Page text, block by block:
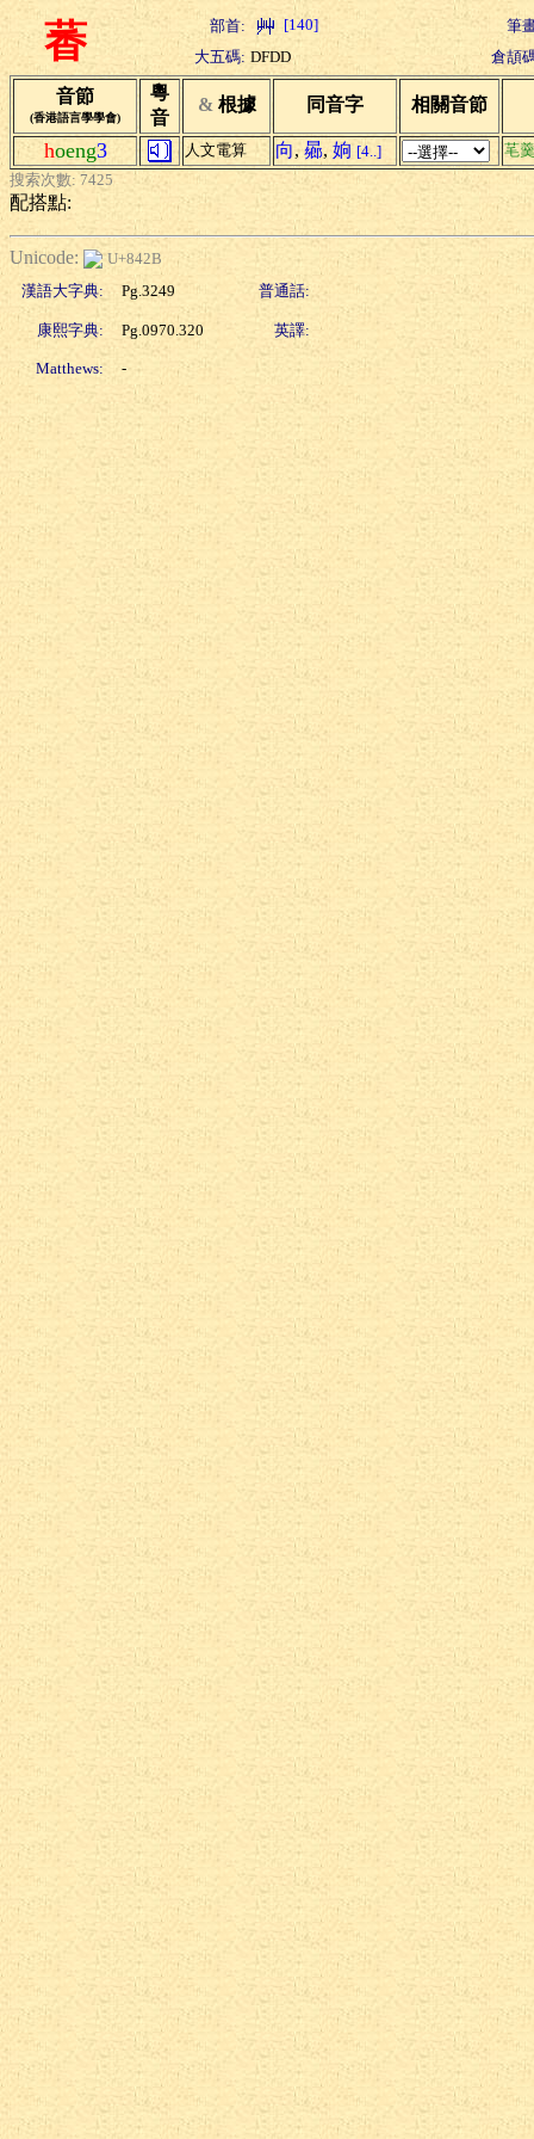
萫 部首: [140]
筆
大五碼: DFDD 倉頡
音節
(香港語言學學會)
粵
音
& 根據 同音字 相關音節
hoeng3 人文電算 向, 曏, 姠 [4..]
芼
搜索次數: 7425
配搭點:
Unicode:
U+842B
漢語大字典:
Pg.3249 普通話:
康熙字典: Pg.0970.320 英譯:
Matthews: -